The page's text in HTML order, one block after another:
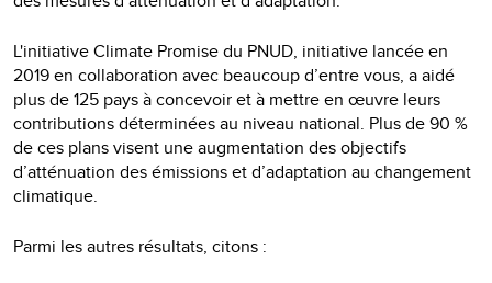
L'initiative Climate Promise du PNUD, initiative lancée en
2019 en collaboration avec beaucoup d’entre vous, a aidé
plus de 125 pays à concevoir et à mettre en œuvre leurs
contributions déterminées au niveau national. Plus de 90 %
de ces plans visent une augmentation des objectifs
d’atténuation des émissions et d’adaptation au changement
climatique.
Parmi les autres résultats, citons :